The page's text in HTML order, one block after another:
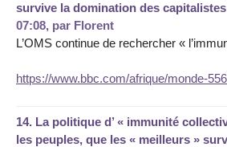
survive la domination des
07:08, par Florent
L’OMS continue de rechercher «
https://www.bbc.com/afrique/monde-
14. La politique d’ « immunité
les peuples, que les « meilleurs »